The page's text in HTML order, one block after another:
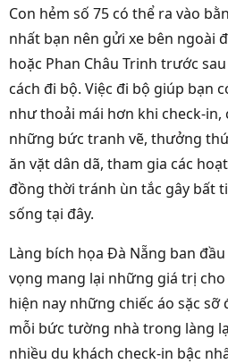
Con hẻm số 75 có thể ra vào
nhất bạn nên gửi xe bên ngoài
hoặc Phan Châu Trinh trước
cách đi bộ. Việc đi bộ giúp bạn
như thoải mái hơn khi check-in,
những bức tranh vẽ, thưởng
ăn vặt dân dã, tham gia các
đồng thời tránh ùn tắc gây bất
sống tại đây.
Làng bích họa Đà Nẵng ban
vọng mang lại những giá trị
hiện nay những chiếc áo sặc sỡ
mỗi bức tường nhà trong làng
nhiều du khách check-in bậc